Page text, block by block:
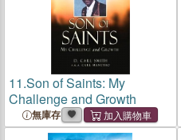
11.Son of Saints: My
Challenge and Growth
無庫存